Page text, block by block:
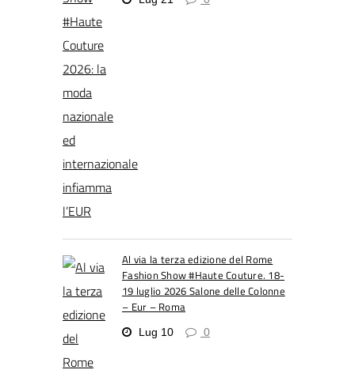
Al via la terza edizione del Rome
Fashion Show #Haute Couture. 18-
19 luglio 2026 Salone delle Colonne
– Eur – Roma
Lug 10 0